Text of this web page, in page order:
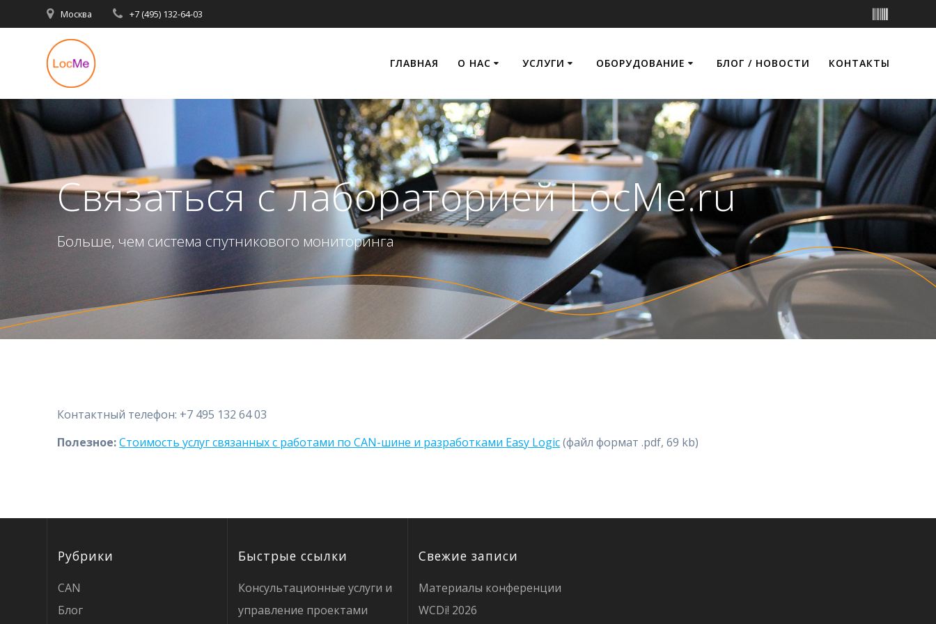
Перейти
к
содержимому
Москва +7 (495) 132-64-03
ГЛАВНАЯ О НАС УСЛУГИ ОБОРУДОВАНИЕ БЛОГ / НОВОСТИ КОНТАКТЫ
Связаться с лабораторией LocMe.ru
Больше, чем система спутникового мониторинга
Контактный телефон: +7 495 132 64 03
Полезное:Стоимость услуг связанных с работами по CAN-шине и разработками Easy Logic(файл формат .pdf, 69 kb)
Рубрики
CAN
Блог
Быстрые ссылки
Консультационные услуги и
управление проектами
Свежие записи
Материалы конференции
WCDi! 2026